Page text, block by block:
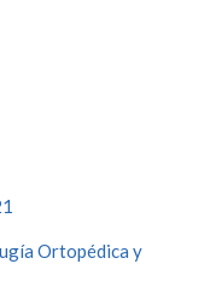
Ortopédica y